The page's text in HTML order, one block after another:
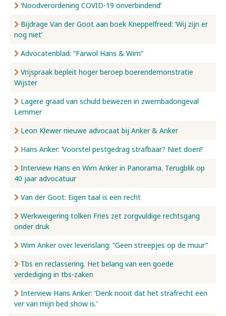
‘Noodverordening COVID-19 onverbindend’
Bijdrage Van der Goot aan boek Kneppelfreed: ‘Wij zijn er
nog niet’
Advocatenblad: “Farwol Hans & Wim”
Vrijspraak bepleit hoger beroep boerendemonstratie
Wijster
Lagere graad van schuld bewezen in zwembadongeval
Lemmer
Leon Klewer nieuwe advocaat bij Anker & Anker
Hans Anker: ‘Voorstel pestgedrag strafbaar? Niet doen!’
Interview Hans en Wim Anker in Panorama. Terugblik op
40 jaar advocatuur
Van der Goot: Eigen taal is een recht
Werkweigering tolken Fries zet zorgvuldige rechtsgang
onder druk
Wim Anker over levenslang: “Geen streepjes op de muur”
Tbs en reclassering. Het belang van een goede
verdediging in tbs-zaken
Interview Hans Anker: ‘Denk nooit dat het strafrecht een
ver van mijn bed show is.’